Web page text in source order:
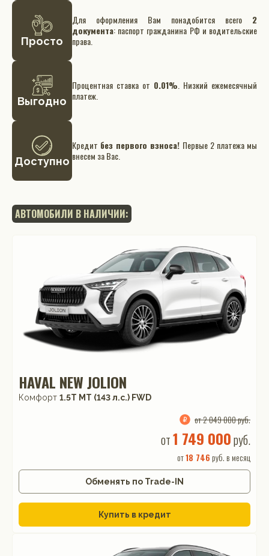
Просто
Для оформления Вам понадобится всего 2
документа: паспорт гражданина РФ и водительские
права.
Выгодно
Процентная ставка от 0.01% . Низкий ежемесячный
платеж.
Доступно
Кредит без первого взноса! Первые 2 платежа мы
внесем за Вас.
АВТОМОБИЛИ В НАЛИЧИИ:
HAVAL NEW JOLION
Комфорт 1.5T MT (143 л.с.) FWD
от 2 049 000 руб.
от1 749 000руб.
от18 746 руб. в месяц
Обменять по Trade-IN
Купить в кредит